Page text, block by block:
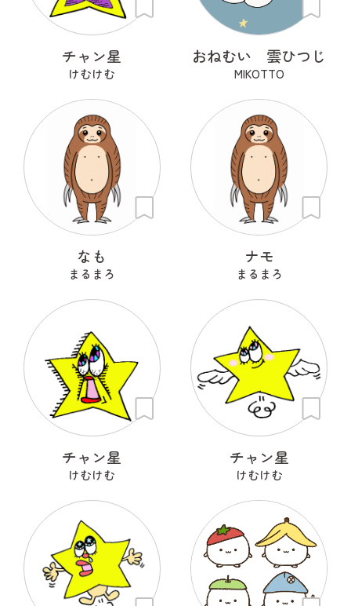
チャン星
けむけむ
おねむい 雲ひつじ
MIKOTTO
なも
まるまろ
ナモ
まるまろ
チャン星
けむけむ
チャン星
けむけむ